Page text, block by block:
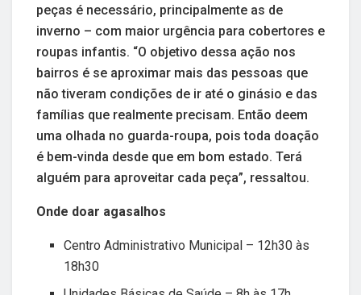
peças é necessário, principalmente as de
inverno – com maior urgência para cobertores e
roupas infantis. “O objetivo dessa ação nos
bairros é se aproximar mais das pessoas que
não tiveram condições de ir até o ginásio e das
famílias que realmente precisam. Então deem
uma olhada no guarda-roupa, pois toda doação
é bem-vinda desde que em bom estado. Terá
alguém para aproveitar cada peça”, ressaltou.
Onde doar agasalhos
Centro Administrativo Municipal – 12h30 às
18h30